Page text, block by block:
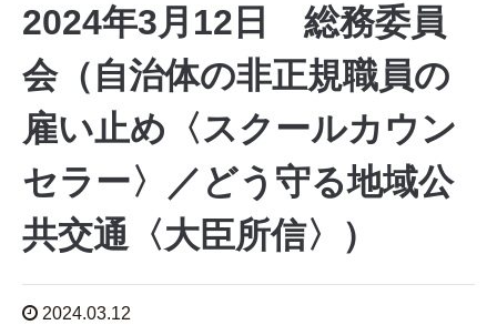
2024年3月12日 総務委員
会（自治体の非正規職員の
雇い止め〈スクールカウン
セラー〉／どう守る地域公
共交通〈大臣所信〉）
2024.03.12